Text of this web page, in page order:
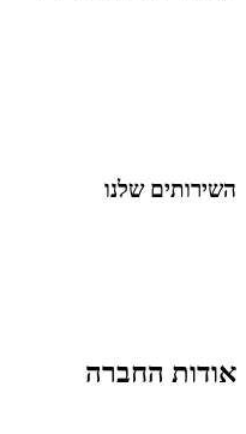
השירותים שלנו
אודות החברה